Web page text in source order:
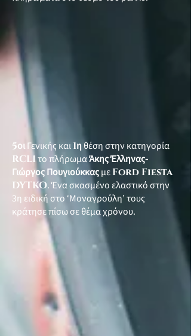
5οιΓενικής και1η θέση στην κατηγορία
RCL1το πλήρωμαΆκης Έλληνας-
Γιώργος ΠουγιούκκαςμεFord Fiesta
DYTKO. Ένα σκασμένο ελαστικό στην
3η ειδική στο ‘Μοναγρούλη’ τους
κράτησε πίσω σε θέμα χρόνου.